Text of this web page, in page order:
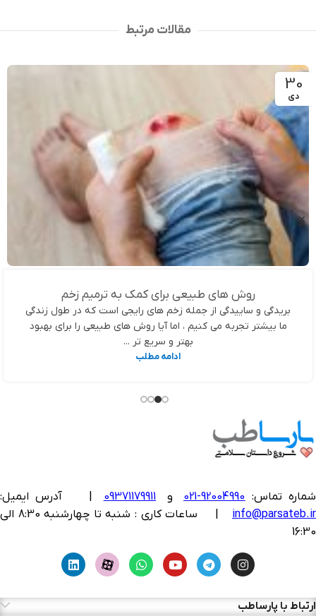
مقالات مرتبط
30
دی
روش های طبیعی برای کمک به ترمیم زخم
بریدگی و ساییدگی از جمله زخم های رایجی است که در طول زندگی
ما بیشتر تجربه می کنیم ، اما آیا روش های طبیعی را برای بهبود
بهتر و سریع تر ...
ادامه مطلب
شماره تماس: 92004990-021 و 09371179911
آدرس ایمیل:
info@parsateb.ir
| ساعات کاری : شنبه تا چهارشنبه 8:30 الی
16:30
ارتباط با پارساطب